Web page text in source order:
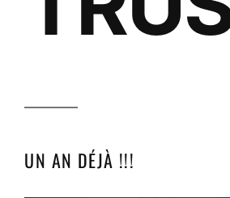
UN AN DÉJÀ !!!